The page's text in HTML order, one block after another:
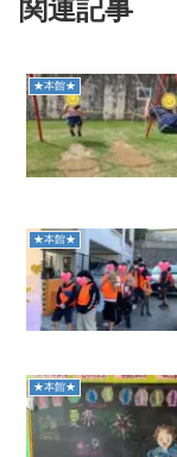
関連記事
★本館★
★本館★
★本館★